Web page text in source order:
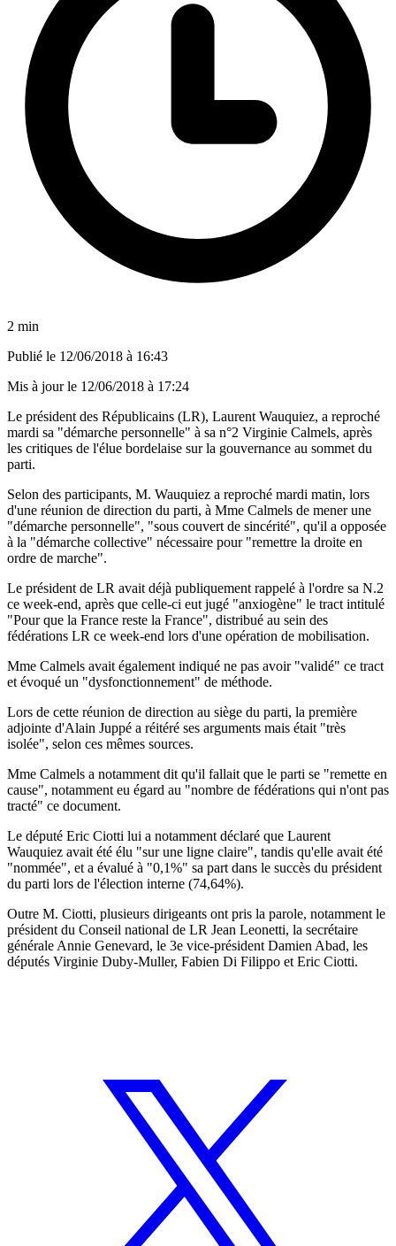
2 min
Publié le 12/06/2018 à 16:43
Mis à jour le 12/06/2018 à 17:24
Le président des Républicains (LR), Laurent Wauquiez, a reproché
mardi sa "démarche personnelle" à sa n°2 Virginie Calmels, après
les critiques de l'élue bordelaise sur la gouvernance au sommet du
parti.
Selon des participants, M. Wauquiez a reproché mardi matin, lors
d'une réunion de direction du parti, à Mme Calmels de mener une
"démarche personnelle", "sous couvert de sincérité", qu'il a opposée
à la "démarche collective" nécessaire pour "remettre la droite en
ordre de marche".
Le président de LR avait déjà publiquement rappelé à l'ordre sa N.2
ce week-end, après que celle-ci eut jugé "anxiogène" le tract intitulé
"Pour que la France reste la France", distribué au sein des
fédérations LR ce week-end lors d'une opération de mobilisation.
Mme Calmels avait également indiqué ne pas avoir "validé" ce tract
et évoqué un "dysfonctionnement" de méthode.
Lors de cette réunion de direction au siège du parti, la première
adjointe d'Alain Juppé a réitéré ses arguments mais était "très
isolée", selon ces mêmes sources.
Mme Calmels a notamment dit qu'il fallait que le parti se "remette en
cause", notamment eu égard au "nombre de fédérations qui n'ont pas
tracté" ce document.
Le député Eric Ciotti lui a notamment déclaré que Laurent
Wauquiez avait été élu "sur une ligne claire", tandis qu'elle avait été
"nommée", et a évalué à "0,1%" sa part dans le succès du président
du parti lors de l'élection interne (74,64%).
Outre M. Ciotti, plusieurs dirigeants ont pris la parole, notamment le
président du Conseil national de LR Jean Leonetti, la secrétaire
générale Annie Genevard, le 3e vice-président Damien Abad, les
députés Virginie Duby-Muller, Fabien Di Filippo et Eric Ciotti.